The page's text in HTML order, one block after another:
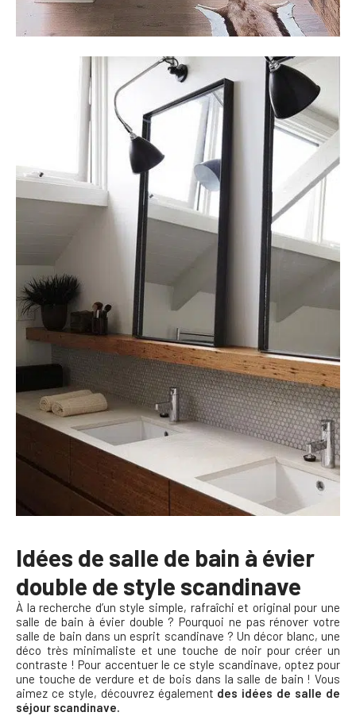
Idées de salle de bain à évier
double de style scandinave
À larecherche d’un style simple, rafraîchi et original pour une
salle de bain à évier double ? Pourquoi ne pas rénover votre
salle de bain dans un esprit scandinave ? Un décor blanc, une
déco très minimaliste et une touche de noir pour créer un
contraste ! Pour accentuer le ce style scandinave, optez pour
une touche de verdure et de bois dans la salle de bain ! Vous
aimez ce style, découvrez également des idées de salle de
séjour scandinave.